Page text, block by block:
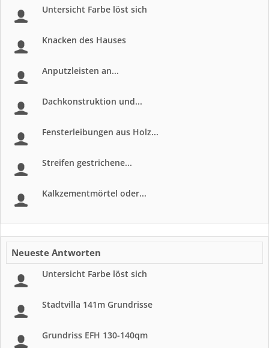
Untersicht Farbe löst sich
Knacken des Hauses
Anputzleisten an...
Dachkonstruktion und...
Fensterleibungen aus Holz...
Streifen gestrichene...
Kalkzementmörtel oder...
Neueste Antworten
Untersicht Farbe löst sich
Stadtvilla 141m Grundrisse
Grundriss EFH 130-140qm